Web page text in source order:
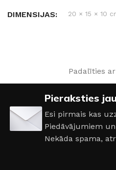
DIMENSIJAS 20 × 15 × 10
Plastmasa
VIEDIERĪCE Jā
Padalīties
Pieraksties
Esi pirmais kas
Piedāvājumiem
Nekāda spama,